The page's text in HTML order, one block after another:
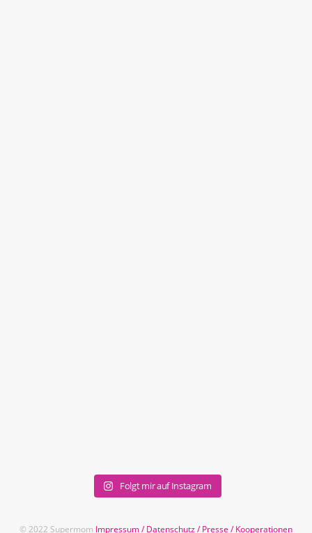
Folgt mir auf Instagram
© 2022 Supermom Impressum/Datenschutz/Presse /Kooperationen